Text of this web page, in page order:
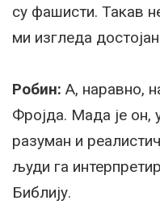
су фашисти. Такав
ми изгледа
Робин: А, наравно,
Фројда. Мада је он,
разуман и
људи га
Библију.